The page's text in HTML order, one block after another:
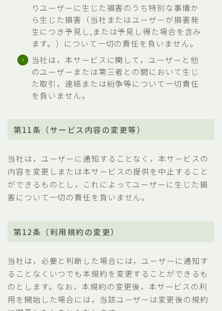
りユーザーに生じた損害のうち特別な事情か
ら生じた損害（当社またはユーザーが損害発
生につき予見し,または予見し得た場合を含み
ます。）について一切の責任を負いません。
当社は，本サービスに関して，ユーザーと他
のユーザーまたは第三者との間において生じ
た取引，連絡または紛争等について一切責任
を負いません。
第11条（サービス内容の変更等）
当社は，ユーザーに通知することなく，本サービスの
内容を変更しまたは本サービスの提供を中止すること
ができるものとし，これによってユーザーに生じた損
害について一切の責任を負いません。
第12条（利用規約の変更）
当社は，必要と判断した場合には，ユーザーに通知す
ることなくいつでも本規約を変更することができるも
のとします。なお，本規約の変更後，本サービスの利
用を開始した場合には，当該ユーザーは変更後の規約